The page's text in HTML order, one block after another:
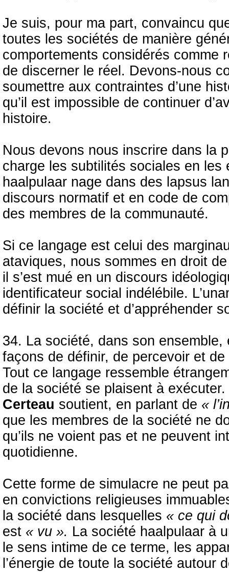
Je suis, pour ma part, convaincu
toutes les sociétés de manière
comportements considérés comme
de discerner le réel. Devons-nous
soumettre aux contraintes d’une
qu’il est impossible de continuer
histoire.
Nous devons nous inscrire dans la
charge les subtilités sociales en
haalpulaar nage dans des lapsus
discours normatif et en code de
des membres de la communauté.
Si ce langage est celui des
ataviques, nous sommes en droit
il s’est mué en un discours
identificateur social indélébile.
définir la société et d’appréhender
34. La société, dans son
façons de définir, de percevoir et
Tout ce langage ressemble
de la société se plaisent à
Certeau soutient, en parlant de «
que les membres de la société ne
qu’ils ne voient pas et ne peuvent
quotidienne.
Cette forme de simulacre ne peut
en convictions religieuses
la société dans lesquelles « ce qui
est « vu ». La société haalpulaar à
le sens intime de ce terme, les
l’énergie de toute la société autour